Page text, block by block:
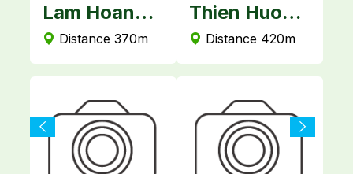
Lam Hoang Hotel
Distance 370m
Thien Huong Hotel
Distance 420m